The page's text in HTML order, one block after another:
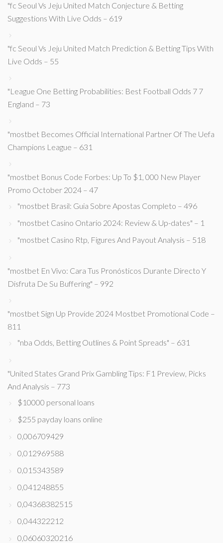
"fc Seoul Vs Jeju United Match Conjecture & Betting
Suggestions With Live Odds – 619
"fc Seoul Vs Jeju United Match Prediction & Betting Tips With
Live Odds – 55
"League One Betting Probabilities: Best Football Odds 7 7
England – 73
"mostbet Becomes Official International Partner Of The Uefa
Champions League – 631
"mostbet Bonus Code Forbes: Up To $1, 000 New Player
Promo October 2024 – 47
"mostbet Brasil: Guia Sobre Apostas Completo – 496
"mostbet Casino Ontario 2024: Review & Up-dates" – 1
"mostbet Casino Rtp, Figures And Payout Analysis – 518
"mostbet En Vivo: Cara Tus Pronósticos Durante Directo Y
Disfruta De Su Buffering" – 992
"mostbet Sign Up Provide 2024 Mostbet Promotional Code –
811
"nba Odds, Betting Outlines & Point Spreads" – 631
"United States Grand Prix Gambling Tips: F1 Preview, Picks
And Analysis – 773
$10000 personal loans
$255 payday loans online
0,006709429
0,012969588
0,015343589
0,041248855
0,04368382515
0,044322212
0,06060320216